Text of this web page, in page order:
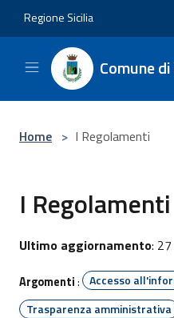
Regione Sicilia
Comune
Home > I Regolamenti
I Regolamenti
Ultimo aggiornamento:
Argomenti:
Accesso
Trasparenza amministrativa